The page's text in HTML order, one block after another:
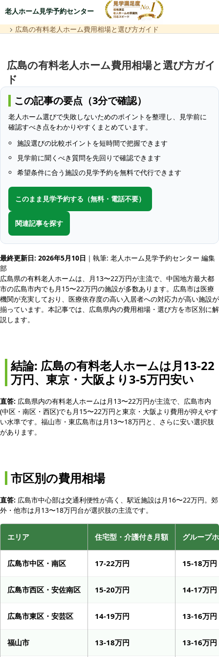
老人ホーム見学予約センター
広島の有料老人ホーム費用相場と選び方ガイド
広島の有料老人ホーム費用相場と選び方ガイ
ド
この記事の要点（3分で確認）
老人ホーム選びで失敗しないためのポイントを整理し、見学前に
確認すべき点をわかりやすくまとめています。
施設選びの比較ポイントを短時間で把握できます
見学前に聞くべき質問を先回りで確認できます
希望条件に合う施設の見学予約を無料で代行できます
このまま見学予約する（無料・電話不要）
関連記事を探す
最終更新日: 2026年5月10日 ｜執筆: 老人ホーム見学予約センター 編集
部
広島県の有料老人ホームは、月13〜22万円が主流で、中国地方最大都
市の広島市内でも月15〜22万円の施設が多数あります。広島市は医療
機関が充実しており、医療依存度の高い入居者への対応力が高い施設が
揃っています。本記事では、広島県内の費用相場・選び方を市区別に解
説します。
結論: 広島の有料老人ホームは月13-22
万円、東京・大阪より3-5万円安い
直答: 広島県内の有料老人ホームは月13〜22万円が主流で、広島市内
(中区・南区・西区)でも月15〜22万円と東京・大阪より費用が抑えやす
い水準です。福山市・東広島市は月13〜18万円と、さらに安い選択肢
があります。
市区別の費用相場
直答: 広島市中心部は交通利便性が高く、駅近施設は月16〜22万円。郊
外・他市は月13〜18万円台が選択肢の主流です。
エリア 住宅型・介護付き月額 グループ
広島市中区・南区 17-22万円 15-18万円
広島市西区・安佐南区 15-20万円 14-17万円
広島市東区・安芸区 14-19万円 13-16万円
福山市 13-18万円 13-16万円